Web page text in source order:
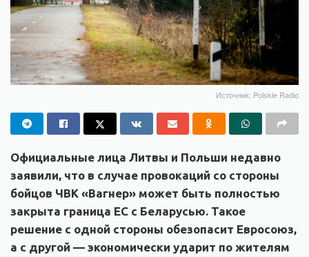
Источник: Polskie Radio
Официальные лица Литвы и Польши недавно
заявили, что в случае провокаций со стороны
бойцов ЧВК «Вагнер» может быть полностью
закрыта граница ЕС с Беларусью. Такое
решение с одной стороны обезопасит Евросоюз,
а с другой — экономически ударит по жителям